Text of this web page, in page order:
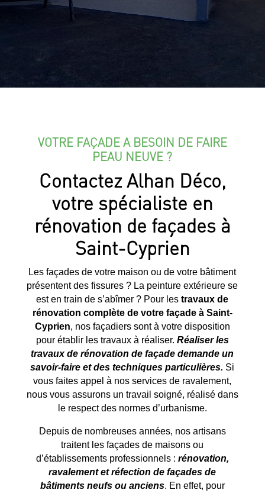
VOTRE FAÇADE A BESOIN DE FAIRE
PEAU NEUVE ?
Contactez Alhan Déco,
votre spécialiste en
rénovation de façades à
Saint-Cyprien
Les façades de votre maison ou de votre bâtiment
présentent des fissures ? La peinture extérieure se
est en train de s’abîmer ? Pour lestravaux de
rénovation complète de votre façade à Saint-
Cyprien, nos façadiers sont à votre disposition
pour établir les travaux à réaliser. Réaliser les
travaux de rénovation de façade demande un
savoir-faire et des techniques particulières. Si
vous faites appel à nos services de ravalement,
nous vous assurons un travail soigné, réalisé dans
le respect des normes d’urbanisme.
Depuis de nombreuses années, nos artisans
traitent les façades de maisons ou
d’établissements professionnels : rénovation,
ravalement et réfection de façades de
bâtiments neufs ou anciens. En effet, pour